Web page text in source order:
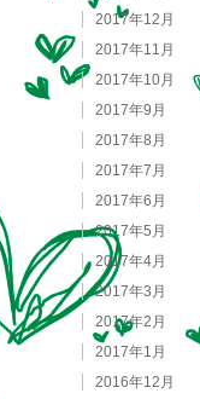
2017年12月
2017年11月
2017年10月
2017年9月
2017年8月
2017年7月
2017年6月
2017年5月
2017年4月
2017年3月
2017年2月
2017年1月
2016年12月